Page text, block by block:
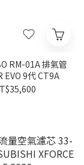
RM-01A 排氣管
EVO 9代 CT9A